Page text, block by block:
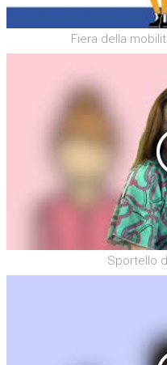
Fiera della
Sportello